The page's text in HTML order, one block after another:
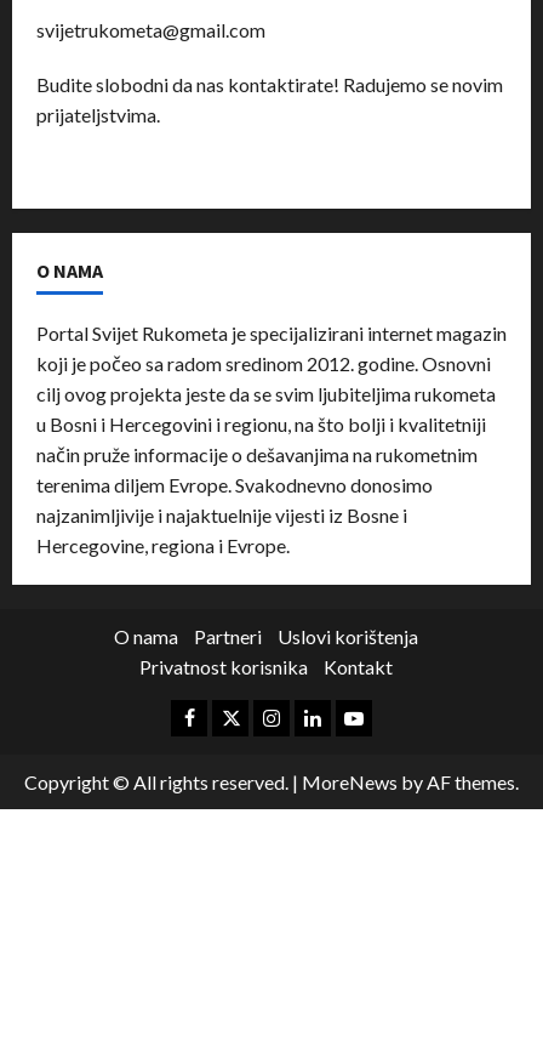
svijetrukometa@gmail.com
Budite slobodni da nas kontaktirate! Radujemo se novim
prijateljstvima.
O NAMA
Portal Svijet Rukometa je specijalizirani internet magazin
koji je počeo sa radom sredinom 2012. godine. Osnovni
cilj ovog projekta jeste da se svim ljubiteljima rukometa
u Bosni i Hercegovini i regionu, na što bolji i kvalitetniji
način pruže informacije o dešavanjima na rukometnim
terenima diljem Evrope. Svakodnevno donosimo
najzanimljivije i najaktuelnije vijesti iz Bosne i
Hercegovine, regiona i Evrope.
O nama Partneri
Uslovi korištenja
Privatnost korisnika
Kontakt
Copyright © All rights reserved. | MoreNews by AF themes.